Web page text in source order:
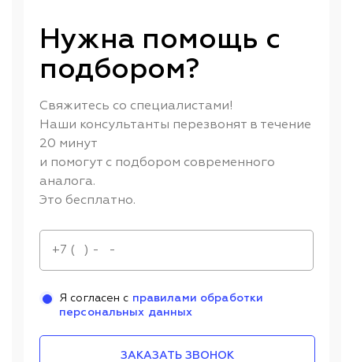
Нужна помощь с
подбором?
Свяжитесь со специалистами!
Наши консультанты перезвонят в течение
20 минут
и помогут с подбором современного
аналога.
Это бесплатно.
Я согласен с правилами обработки
персональных данных
ЗАКАЗАТЬ ЗВОНОК